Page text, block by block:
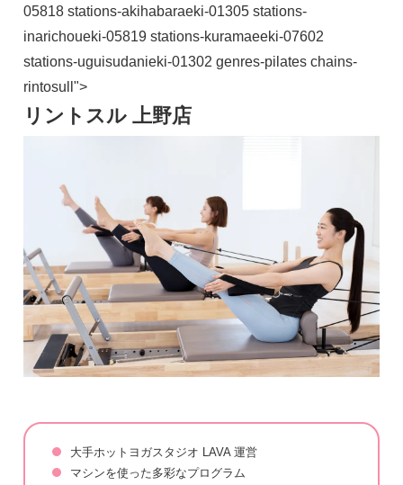
05818 stations-akihabaraeki-01305 stations-
inarichoueki-05819 stations-kuramaeeki-07602
stations-uguisudanieki-01302 genres-pilates chains-
rintosull">
リントスル 上野店
大手ホットヨガスタジオ LAVA 運営
マシンを使った多彩なプログラム